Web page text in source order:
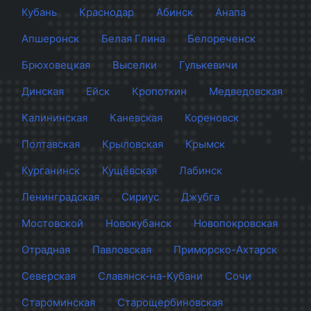
Кубань Краснодар Абинск
Анапа
Апшеронск
Белая Глина
Белореченск
Брюховецкая
Выселки
Гулькевичи
Динская
Ейск Кропоткин
Медведовская
Калининская
Каневская
Кореновск
Полтавская
Крыловская
Крымск
Курганинск
Кущёвская
Лабинск
Ленинградская
Сириус
Джубга
Мостовской
Новокубанск
Новопокровская
Отрадная
Павловская
Приморско-Ахтарск
Северская
Славянск-на-Кубани
Сочи
Староминская
Старощербиновская